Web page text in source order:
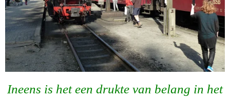
Ineens is het een drukte van belang in het